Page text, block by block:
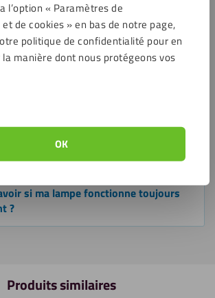
l’option « Paramètres de
de cookies » en bas de notre page,
politique de confidentialité pour en
manière dont nous protégeons vos
OK
les surfaces à coller avant d'utiliser
temps dure la batterie sur une seule
si ma lampe fonctionne toujours
?
Produits similaires